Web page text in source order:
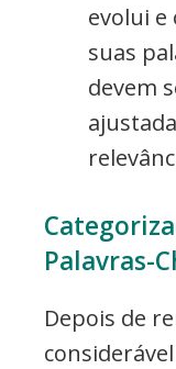
evolui e
suas
devem
Palavras-
Depois de